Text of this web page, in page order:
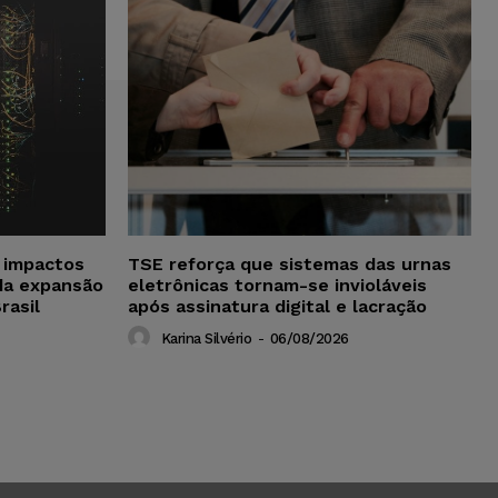
expansão
TSE reforça que sistemas das urnas
eletrônicas tornam-se invioláveis
após assinatura digital e lacração
Karina Silvério - 06/08/2026